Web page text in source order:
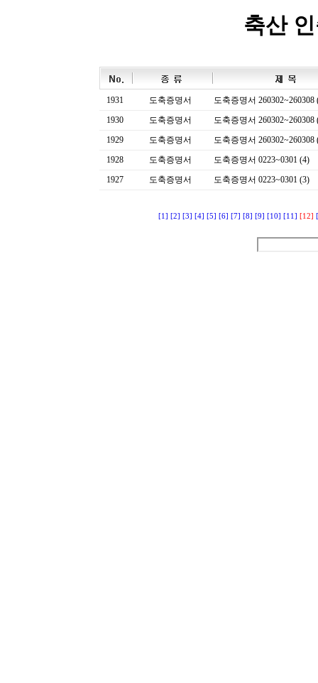
축산
1931 도축증명서
도축증명서 260302~260308
1930
도축증명서
도축증명서 260302~260308
1929
도축증명서
도축증명서 260302~260308
1928
도축증명서
도축증명서 0223~0301 (4)
1927
도축증명서 도축증명서 0223~0301 (3)
[1] [2] [3] [4] [5] [6] [7] [8] [9] [10] [11] [12]